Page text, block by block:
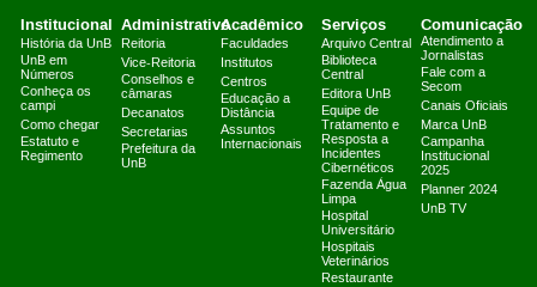
Institucional
História da UnB
UnB em
Números
Conheça os
campi
Como chegar
Estatuto e
Regimento
Administrativo
Reitoria
Vice-Reitoria
Conselhos e
câmaras
Decanatos
Secretarias
Prefeitura da
UnB
Acadêmico
Faculdades
Institutos
Centros
Educação a
Distância
Assuntos
Internacionais
Serviços
Arquivo Central
Biblioteca
Central
Editora UnB
Equipe de
Tratamento e
Resposta a
Incidentes
Cibernéticos
Fazenda Água
Limpa
Hospital
Universitário
Hospitais
Veterinários
Restaurante
Comunicação
Atendimento a
Jornalistas
Fale com a
Secom
Canais Oficiais
Marca UnB
Campanha
Institucional
2025
Planner 2024
UnB TV